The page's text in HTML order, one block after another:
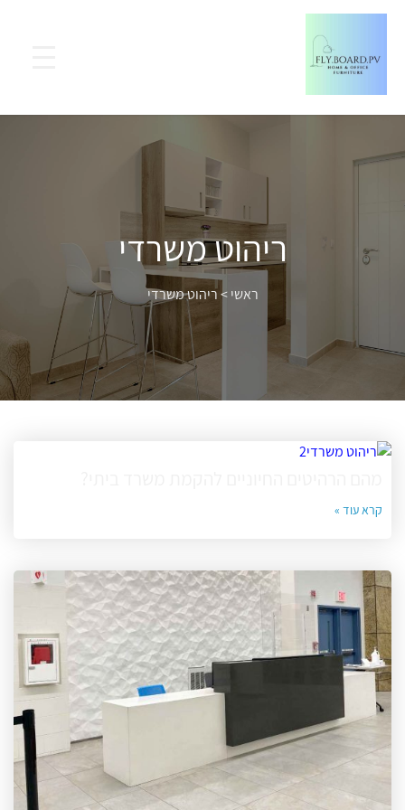
ריהוט משרדי
ראשי>ריהוט משרדי
קרא עוד »